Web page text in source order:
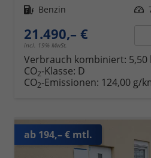
Kraftstoff Benzin Leistung
21.490,– €
incl. 19% MwSt.
Verbrauch kombiniert: 5,50
CO2-Klasse: D
CO2-Emissionen: 124,00 g/
ab 194,– € mtl.